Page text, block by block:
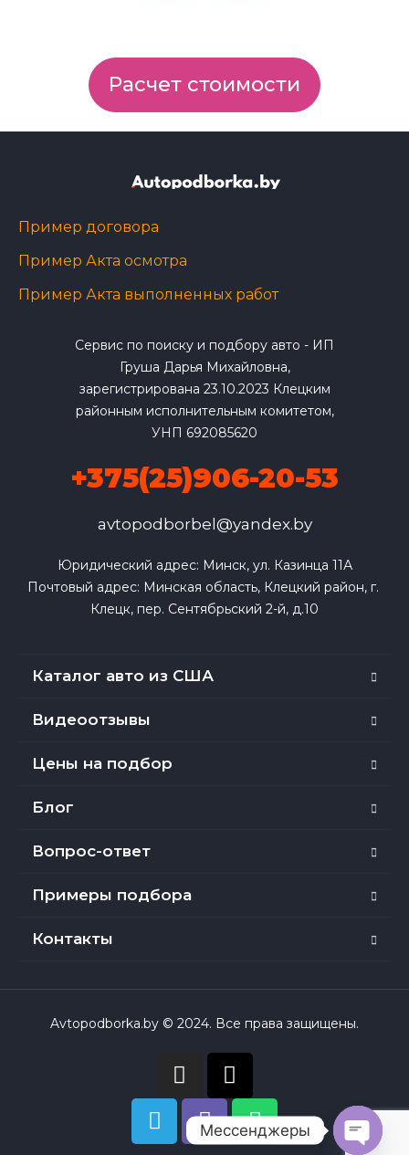
Расчет стоимости
Пример договора
Пример Акта осмотра
Пример Акта выполненных работ
Сервис по поиску и подбору авто - ИП
Груша Дарья Михайловна,
зарегистрирована 23.10.2023 Клецким
районным исполнительным комитетом,
УНП 692085620
+375(25)906-20-53
avtopodborbel@yandex.by
Юридический адрес: Минск, ул. Казинца 11А
Почтовый адрес: Минская область, Клецкий район, г.
Клецк, пер. Сентябрьский 2-й, д.10
Каталог авто из США
Видеоотзывы
Цены на подбор
Блог
Вопрос-ответ
Примеры подбора
Контакты
Avtopodborka.by © 2024. Все права защищены.
Мессенджеры